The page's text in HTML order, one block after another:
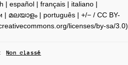
| español | français | italiano |
| മലയാളം | português | +/− / CC BY-
licenses/by-sa/3.0)
:Non classé